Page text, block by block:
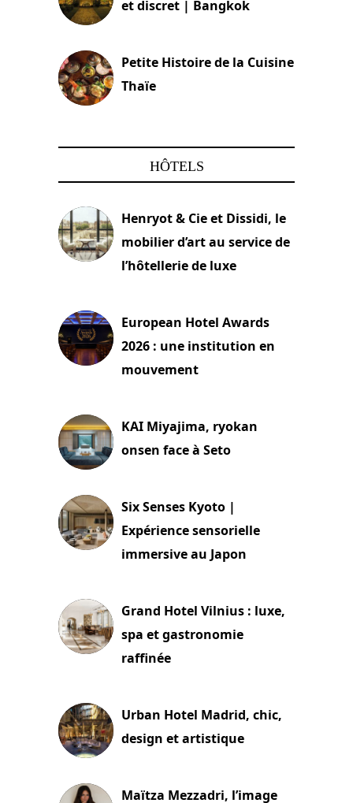
et discret | Bangkok
Petite Histoire de la Cuisine
Thaïe
HÔTELS
Henryot & Cie et Dissidi, le
mobilier d’art au service de
l’hôtellerie de luxe
European Hotel Awards
2026 : une institution en
mouvement
KAI Miyajima, ryokan
onsen face à Seto
Six Senses Kyoto |
Expérience sensorielle
immersive au Japon
Grand Hotel Vilnius : luxe,
spa et gastronomie
raffinée
Urban Hotel Madrid, chic,
design et artistique
Maïtza Mezzadri, l’image